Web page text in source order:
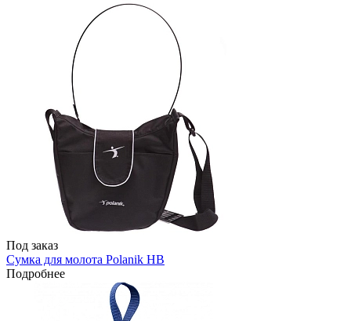
Под заказ
Сумка для молота Polanik HB
Подробнее